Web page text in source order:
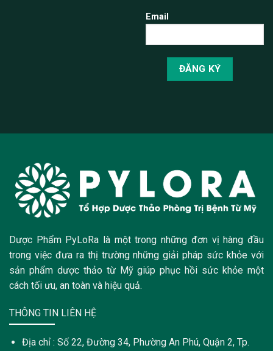
Email
Dược Phẩm PyLoRa là một trong những đơn vị hàng đầu
trong việc đưa ra thị trường những giải pháp sức khỏe với
sản phẩm dược thảo từ Mỹ giúp phục hồi sức khỏe một
cách tối ưu, an toàn và hiệu quả.
THÔNG TIN LIÊN HỆ
Địa chỉ : Số 22, Đường 34, Phường An Phú, Quận 2, Tp.